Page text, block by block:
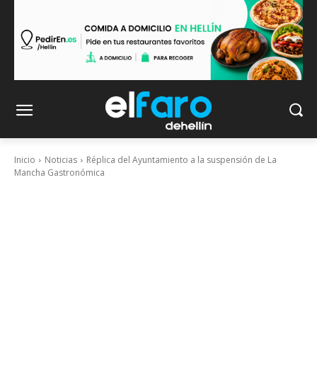
Inicio Noticias
Réplica del Ayuntamiento a la suspensión de La
Mancha Gastronómica